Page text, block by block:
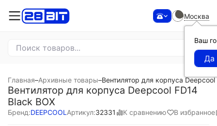
Москва
Ваш
Главная–Архивные товары–Вентилятор для корпуса Deepcool
Вентилятор для корпуса Deepcool FD14
Black BOX
Бренд:DEEPCOOL Артикул:32331 К сравнению В избранное